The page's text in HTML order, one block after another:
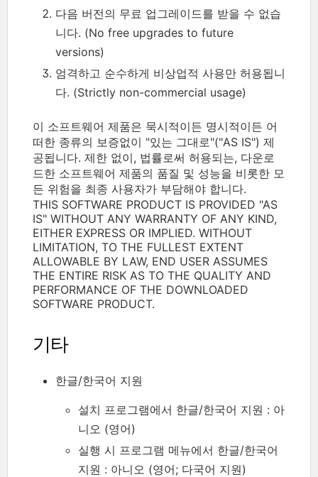
다음 버전의 무료 업그레이드를 받을 수 없습
니다. (No free upgrades to future
versions)
엄격하고 순수하게 비상업적 사용만 허용됩니
다. (Strictly non-commercial usage)
이 소프트웨어 제품은 묵시적이든 명시적이든 어
떠한 종류의 보증없이 "있는 그대로"("AS IS") 제
공됩니다. 제한 없이, 법률로써 허용되는, 다운로
드한 소프트웨어 제품의 품질 및 성능을 비롯한 모
든 위험을 최종 사용자가 부담해야 합니다.
THIS SOFTWARE PRODUCT IS PROVIDED "AS
IS" WITHOUT ANY WARRANTY OF ANY KIND,
EITHER EXPRESS OR IMPLIED. WITHOUT
LIMITATION, TO THE FULLEST EXTENT
ALLOWABLE BY LAW, END USER ASSUMES
THE ENTIRE RISK AS TO THE QUALITY AND
PERFORMANCE OF THE DOWNLOADED
SOFTWARE PRODUCT.
기타
한글/한국어 지원
설치 프로그램에서 한글/한국어 지원 : 아
니오 (영어)
실행 시 프로그램 메뉴에서 한글/한국어
지원 : 아니오 (영어; 다국어 지원)